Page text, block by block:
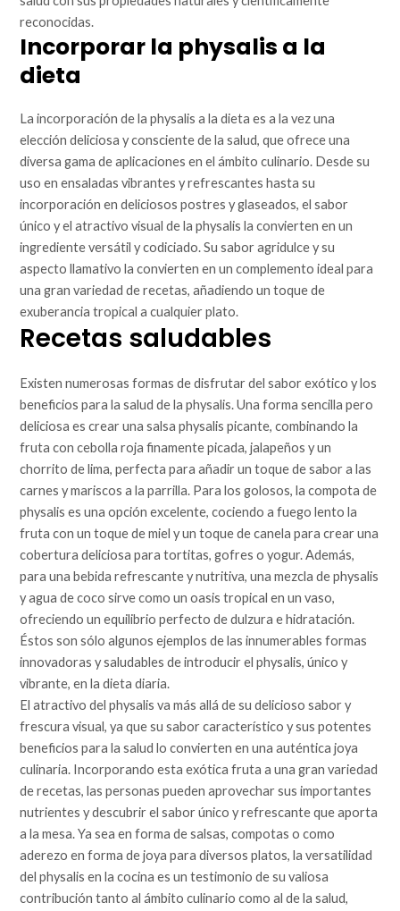
reconocidas.
Incorporar la physalis a la
dieta
La incorporación de la physalis a la dieta es a la vez una
elección deliciosa y consciente de la salud, que ofrece una
diversa gama de aplicaciones en el ámbito culinario. Desde su
uso en ensaladas vibrantes y refrescantes hasta su
incorporación en deliciosos postres y glaseados, el sabor
único y el atractivo visual de la physalis la convierten en un
ingrediente versátil y codiciado. Su sabor agridulce y su
aspecto llamativo la convierten en un complemento ideal para
una gran variedad de recetas, añadiendo un toque de
exuberancia tropical a cualquier plato.
Recetas saludables
Existen numerosas formas de disfrutar del sabor exótico y los
beneficios para la salud de la physalis. Una forma sencilla pero
deliciosa es crear una salsa physalis picante, combinando la
fruta con cebolla roja finamente picada, jalapeños y un
chorrito de lima, perfecta para añadir un toque de sabor a las
carnes y mariscos a la parrilla. Para los golosos, la compota de
physalis es una opción excelente, cociendo a fuego lento la
fruta con un toque de miel y un toque de canela para crear una
cobertura deliciosa para tortitas, gofres o yogur. Además,
para una bebida refrescante y nutritiva, una mezcla de physalis
y agua de coco sirve como un oasis tropical en un vaso,
ofreciendo un equilibrio perfecto de dulzura e hidratación.
Éstos son sólo algunos ejemplos de las innumerables formas
innovadoras y saludables de introducir el physalis, único y
vibrante, en la dieta diaria.
El atractivo del physalis va más allá de su delicioso sabor y
frescura visual, ya que su sabor característico y sus potentes
beneficios para la salud lo convierten en una auténtica joya
culinaria. Incorporando esta exótica fruta a una gran variedad
de recetas, las personas pueden aprovechar sus importantes
nutrientes y descubrir el sabor único y refrescante que aporta
a la mesa. Ya sea en forma de salsas, compotas o como
aderezo en forma de joya para diversos platos, la versatilidad
del physalis en la cocina es un testimonio de su valiosa
contribución tanto al ámbito culinario como al de la salud,